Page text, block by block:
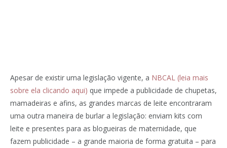
Apesar de existir uma legislação vigente, a NBCAL (leia mais
sobre ela clicando aqui) que impede a publicidade de chupetas,
mamadeiras e afins, as grandes marcas de leite encontraram
uma outra maneira de burlar a legislação: enviam kits com
leite e presentes para as blogueiras de maternidade, que
fazem publicidade – a grande maioria de forma gratuita – para